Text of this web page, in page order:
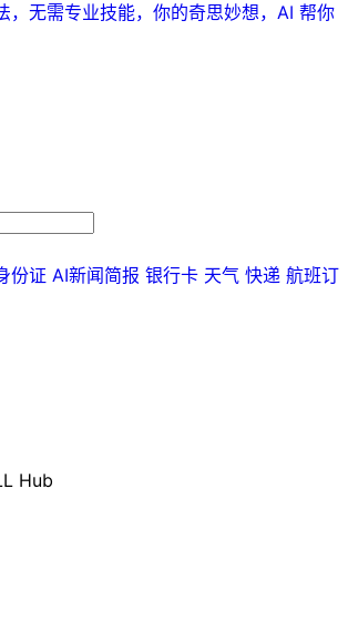
，无需专业技能，你的奇思妙想，AI 帮你
份证 AI新闻简报 银行卡 天气 快递 航班订
Hub